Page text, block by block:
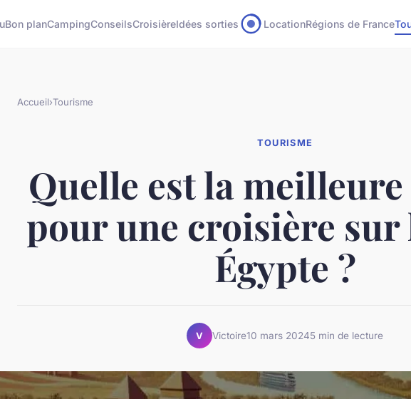
Bon planCampingConseilsCroisièreIdées sorties LocationRégions de France
Accueil›Tourisme
TOURISME
Quelle est la
pour une croisière sur
Égypte ?
V Victoire10 mars 20245 min de lecture